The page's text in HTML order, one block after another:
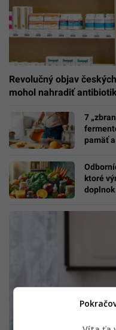
Revolučný objav
mohol nahradiť
7
pamäť
ktoré